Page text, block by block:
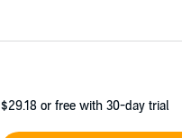
$29.18 or free with 30-day trial